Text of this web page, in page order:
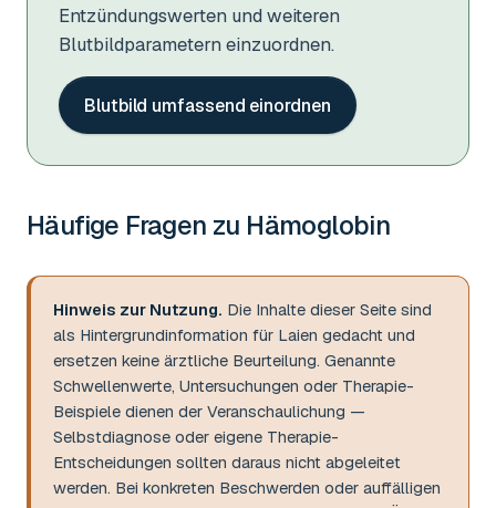
Entzündungswerten und weiteren
Blutbildparametern einzuordnen.
Blutbild umfassend einordnen
Häufige Fragen zu Hämoglobin
Hinweis zur Nutzung. Die Inhalte dieser Seite sind
als Hintergrundinformation für Laien gedacht und
ersetzen keine ärztliche Beurteilung. Genannte
Schwellenwerte, Untersuchungen oder Therapie-
Beispiele dienen der Veranschaulichung —
Selbstdiagnose oder eigene Therapie-
Entscheidungen sollten daraus nicht abgeleitet
werden. Bei konkreten Beschwerden oder auffälligen